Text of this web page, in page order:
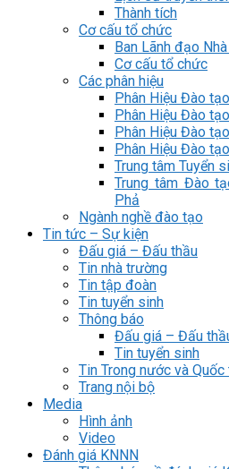
Thành tích
Cơ cấu tổ chức
Ban Lãnh đạo
Cơ cấu tổ chức
Các phân hiệu
Phân Hiệu Đào
Phân Hiệu Đào
Phân Hiệu Đào
Phân Hiệu Đào
Trung tâm Tuyển
Trung tâm Đào
Phả
Ngành nghề đào tạo
Tin tức – Sự kiện
Đấu giá – Đấu thầu
Tin nhà trường
Tin tập đoàn
Tin tuyển sinh
Thông báo
Đấu giá – Đấu
Tin tuyển sinh
Tin Trong nước và Quốc
Trang nội bộ
Media
Hình ảnh
Video
Đánh giá KNNN